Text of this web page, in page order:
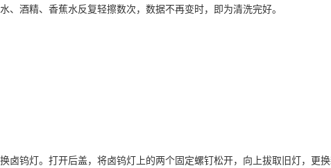
、酒精、香蕉水反复轻擦数次，数据不再变时，即为清洗完好。
卤钨灯。打开后盖，将卤钨灯上的两个固定螺钉松开，向上拔取旧灯，更